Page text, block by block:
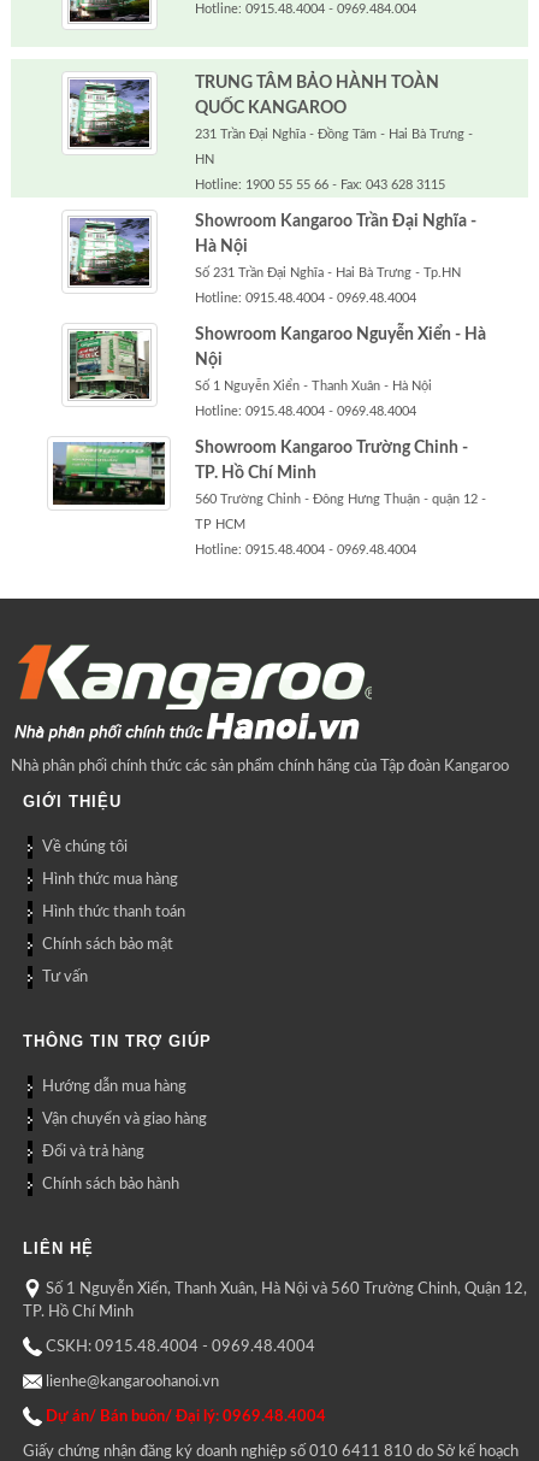
Hotline: 0915.48.4004 - 0969.484.004
TRUNG TÂM BẢO HÀNH TOÀN
QUỐC KANGAROO
231 Trần Đại Nghĩa - Đồng Tâm - Hai Bà Trưng -
HN
Hotline: 1900 55 55 66 - Fax: 043 628 3115
Showroom Kangaroo Trần Đại Nghĩa -
Hà Nội
Số 231 Trần Đại Nghĩa - Hai Bà Trưng - Tp.HN
Hotline: 0915.48.4004 - 0969.48.4004
Showroom Kangaroo Nguyễn Xiển - Hà
Nội
Số 1 Nguyễn Xiển - Thanh Xuân - Hà Nội
Hotline: 0915.48.4004 - 0969.48.4004
Showroom Kangaroo Trường Chinh -
TP. Hồ Chí Minh
560 Trường Chinh - Đông Hưng Thuận - quận 12 -
TP HCM
Hotline: 0915.48.4004 - 0969.48.4004
Nhà phân phối chính thức các sản phẩm chính hãng của Tập đoàn Kangaroo
GIỚI THIỆU
Về chúng tôi
Hình thức mua hàng
Hình thức thanh toán
Chính sách bảo mật
Tư vấn
THÔNG TIN TRỢ GIÚP
Hướng dẫn mua hàng
Vận chuyển và giao hàng
Đổi và trả hàng
Chính sách bảo hành
LIÊN HỆ
Số 1 Nguyễn Xiển, Thanh Xuân, Hà Nội và 560 Trường Chinh, Quận 12,
TP. Hồ Chí Minh
CSKH: 0915.48.4004 - 0969.48.4004
lienhe@kangaroohanoi.vn
Dự án/ Bán buôn/ Đại lý: 0969.48.4004
Giấy chứng nhận đăng ký doanh nghiệp số 010 6411 810 do Sở kế hoạch